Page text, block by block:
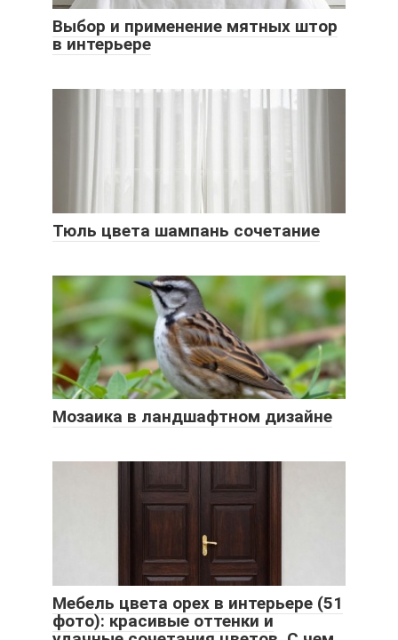
Выбор и применение мятных штор
в интерьере
Тюль цвета шампань сочетание
Мозаика в ландшафтном дизайне
Мебель цвета орех в интерьере (51
фото): красивые оттенки и